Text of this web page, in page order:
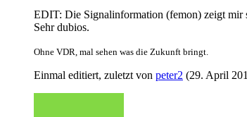
EDIT: Die Signalinformation (femon) zeigt mir
Sehr dubios.
Ohne VDR, mal sehen was die Zukunft bringt.
Einmal editiert, zuletzt von peter2 (29. April